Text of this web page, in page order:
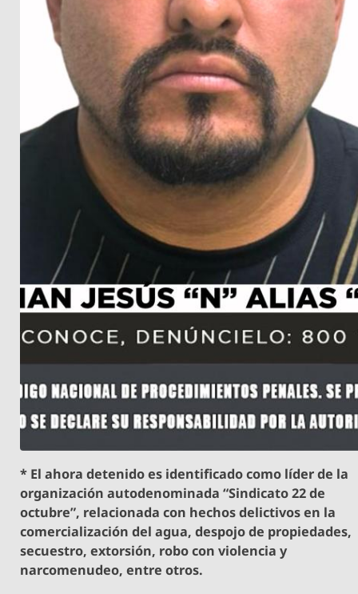
* El ahora detenido es identificado como líder de la
organización autodenominada “Sindicato 22 de
octubre”, relacionada con hechos delictivos en la
comercialización del agua, despojo de propiedades,
secuestro, extorsión, robo con violencia y
narcomenudeo, entre otros.